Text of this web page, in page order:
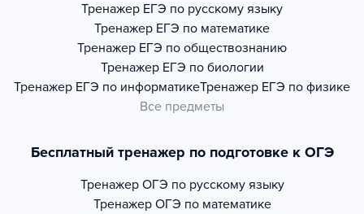
Тренажер ЕГЭ по русскому языку
Тренажер ЕГЭ по математике
Тренажер ЕГЭ по обществознанию
Тренажер ЕГЭ по биологии
Тренажер ЕГЭ по информатикеТренажер ЕГЭ по физике
Все предметы
Бесплатный тренажер по подготовке к ОГЭ
Тренажер ОГЭ по русскому языку
Тренажер ОГЭ по математике